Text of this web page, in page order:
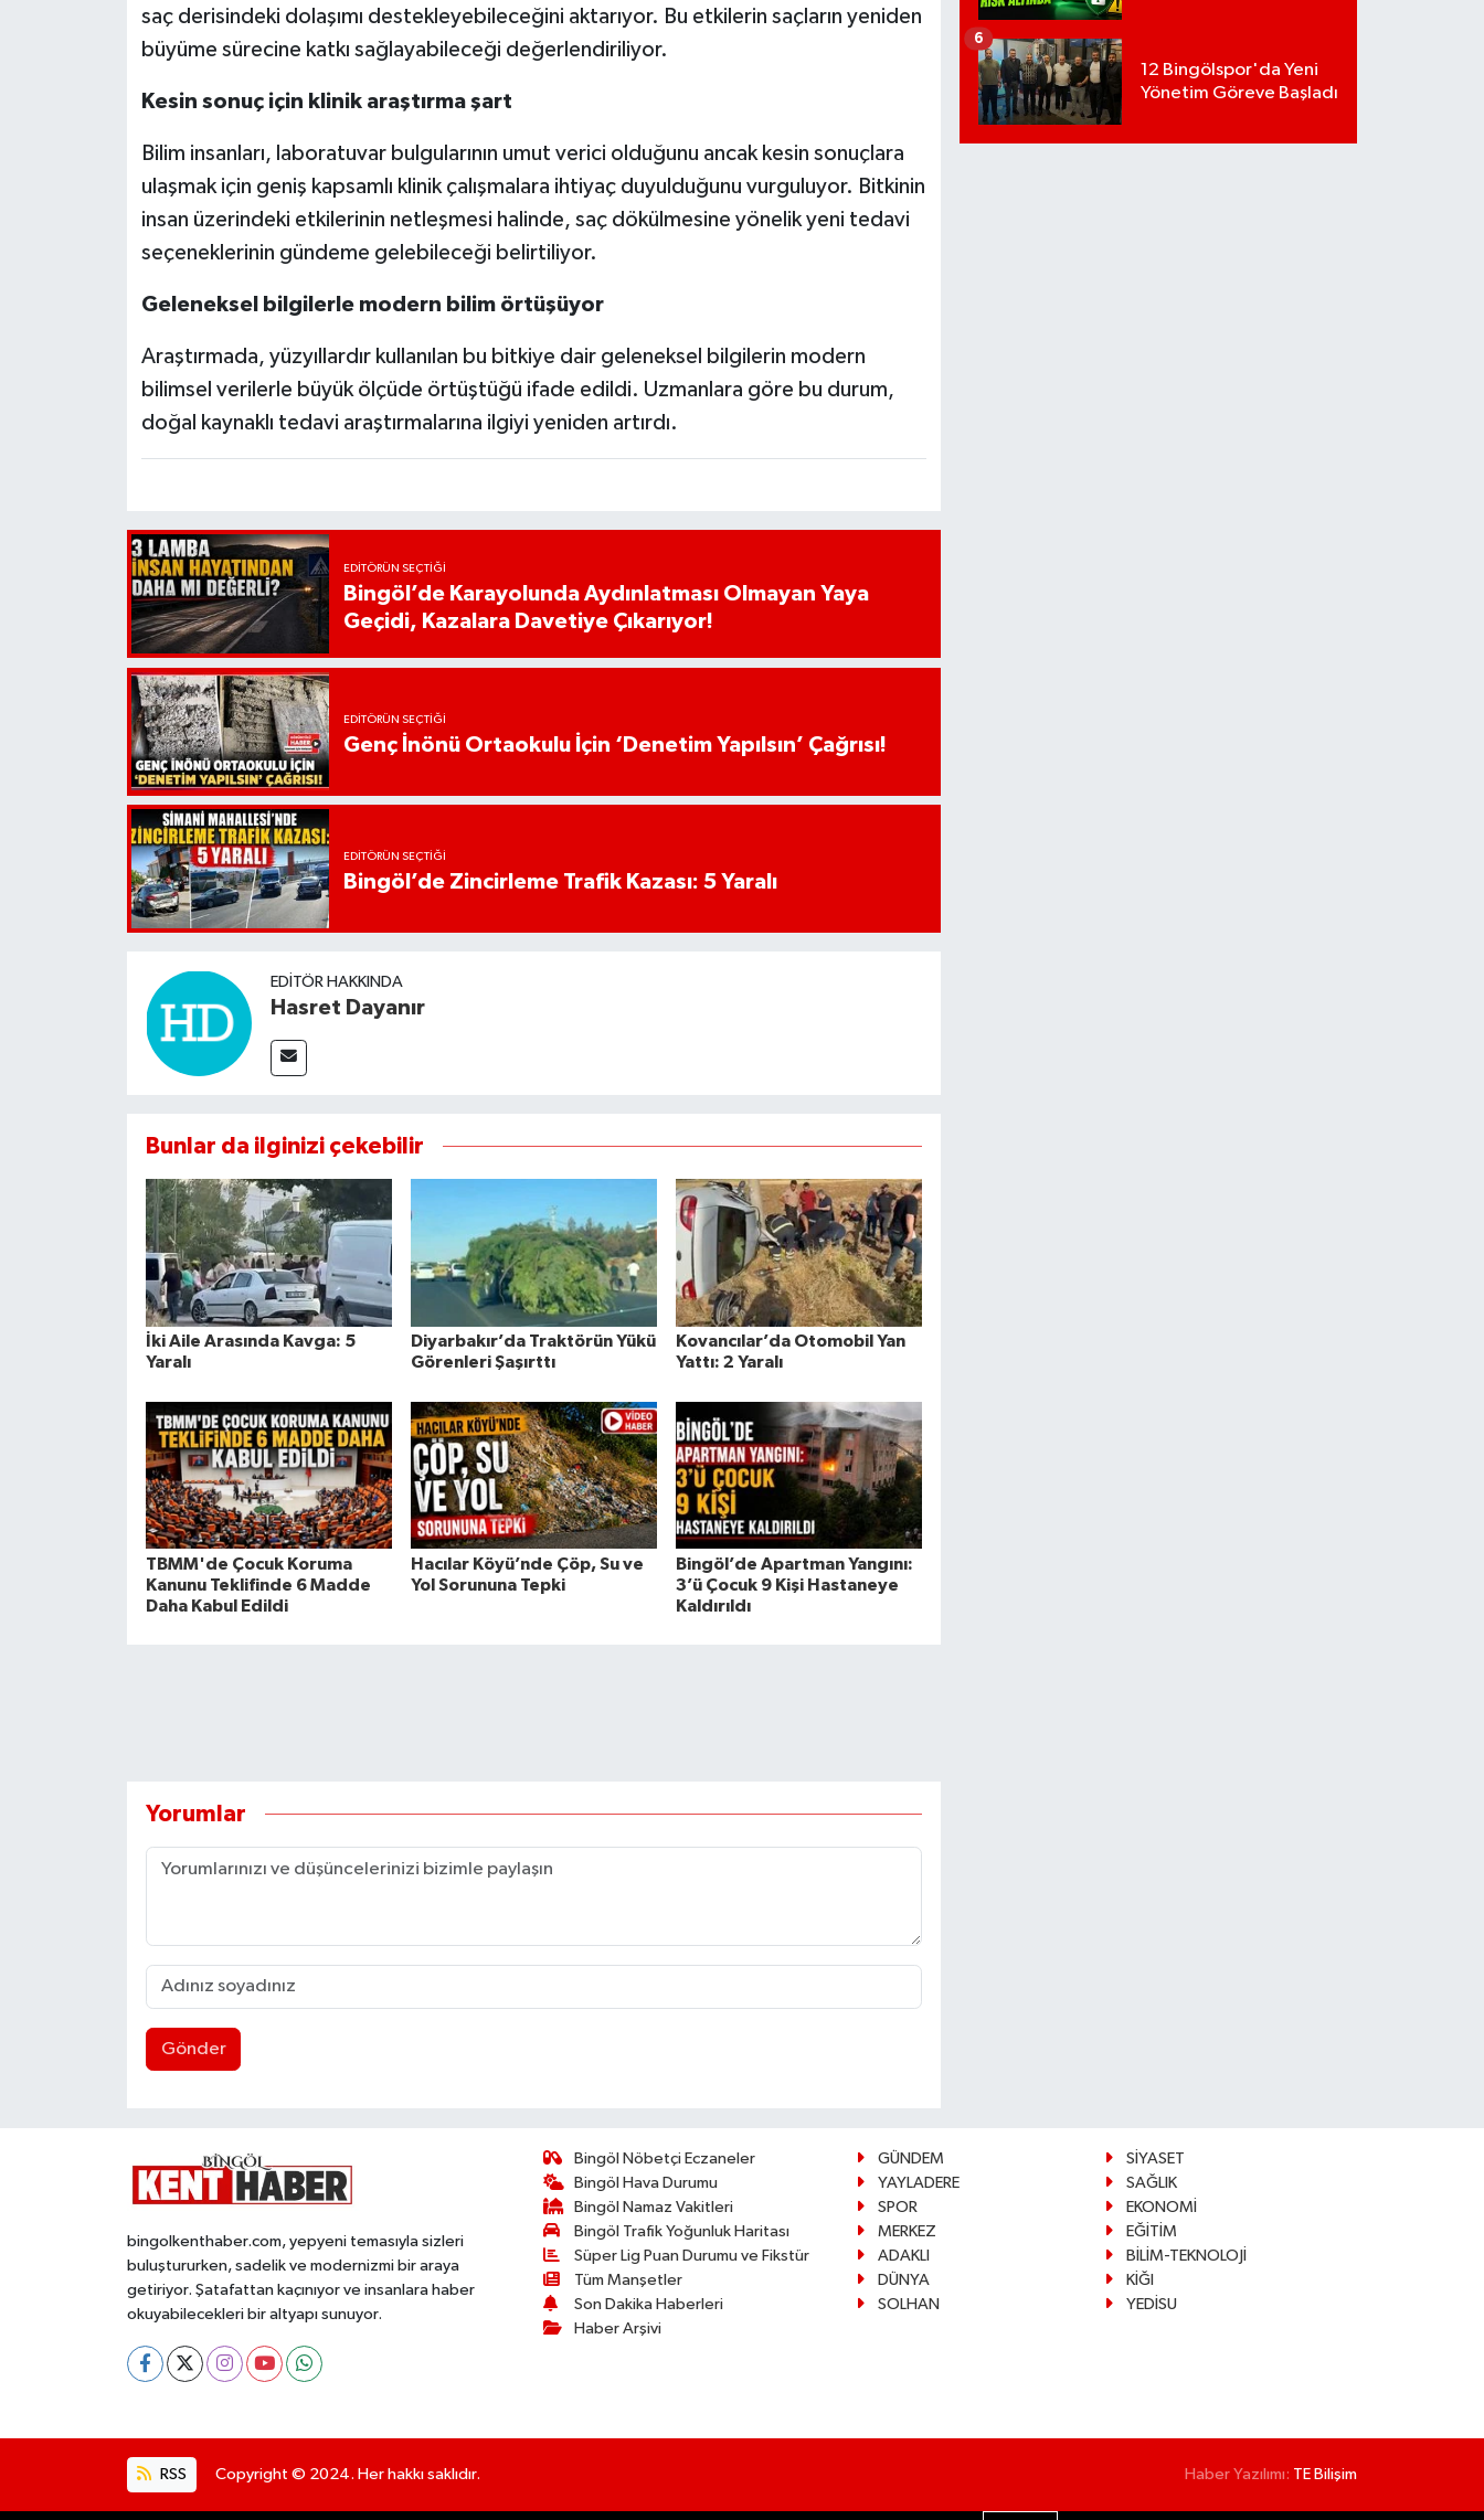
saç derisindeki dolaşımı destekleyebileceğini aktarıyor. Bu etkilerin saçların yeniden
büyüme sürecine katkı sağlayabileceği değerlendiriliyor.
Kesin sonuç için klinik araştırma şart
Bilim insanları, laboratuvar bulgularının umut verici olduğunu ancak kesin sonuçlara
ulaşmak için geniş kapsamlı klinik çalışmalara ihtiyaç duyulduğunu vurguluyor. Bitkinin
insan üzerindeki etkilerinin netleşmesi halinde, saç dökülmesine yönelik yeni tedavi
seçeneklerinin gündeme gelebileceği belirtiliyor.
Geleneksel bilgilerle modern bilim örtüşüyor
Araştırmada, yüzyıllardır kullanılan bu bitkiye dair geleneksel bilgilerin modern
bilimsel verilerle büyük ölçüde örtüştüğü ifade edildi. Uzmanlara göre bu durum,
doğal kaynaklı tedavi araştırmalarına ilgiyi yeniden artırdı.
EDITÖRÜN SEÇTIĞI
Bingöl’de Karayolunda Aydınlatması Olmayan Yaya
Geçidi, Kazalara Davetiye Çıkarıyor!
EDITÖRÜN SEÇTIĞI
Genç İnönü Ortaokulu İçin ‘Denetim Yapılsın’ Çağrısı!
EDITÖRÜN SEÇTIĞI
Bingöl’de Zincirleme Trafik Kazası: 5 Yaralı
EDITÖR HAKKINDA
Hasret Dayanır
Bunlar da ilginizi çekebilir
İki Aile Arasında Kavga: 5
Yaralı
Diyarbakır’da Traktörün Yükü
Görenleri Şaşırttı
Kovancılar’da Otomobil Yan
Yattı: 2 Yaralı
TBMM'de Çocuk Koruma
Kanunu Teklifinde 6 Madde
Daha Kabul Edildi
Hacılar Köyü’nde Çöp, Su ve
Yol Sorununa Tepki
Bingöl’de Apartman Yangını:
3’ü Çocuk 9 Kişi Hastaneye
Kaldırıldı
Yorumlar
Gönder
12 Bingölspor'da Yeni
Yönetim Göreve Başladı
6
bingolkenthaber.com, yepyeni temasıyla sizleri
buluştururken, sadelik ve modernizmi bir araya
getiriyor. Şatafattan kaçınıyor ve insanlara haber
okuyabilecekleri bir altyapı sunuyor.
Bingöl Nöbetçi Eczaneler
Bingöl Hava Durumu
Bingöl Namaz Vakitleri
Bingöl Trafik Yoğunluk Haritası
Süper Lig Puan Durumu ve Fikstür
Tüm Manşetler
Son Dakika Haberleri
Haber Arşivi
GÜNDEM
SİYASET
YAYLADERE
SAĞLIK
SPOR
EKONOMİ
MERKEZ
EĞİTİM
ADAKLI
BİLİM-TEKNOLOJİ
DÜNYA
KİĞI
SOLHAN
YEDİSU
RSS Copyright © 2024. Her hakkı saklıdır. Haber Yazılımı: TE Bilişim